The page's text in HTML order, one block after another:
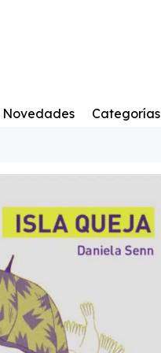
Novedades Categorías